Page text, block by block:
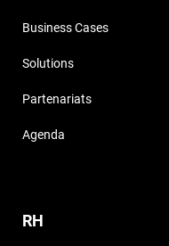
Business Cases
Solutions
Partenariats
Agenda
RH